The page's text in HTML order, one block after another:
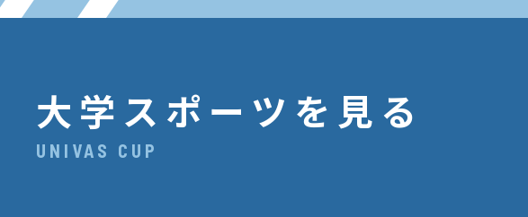
大学スポーツを見る
UNIVAS CUP